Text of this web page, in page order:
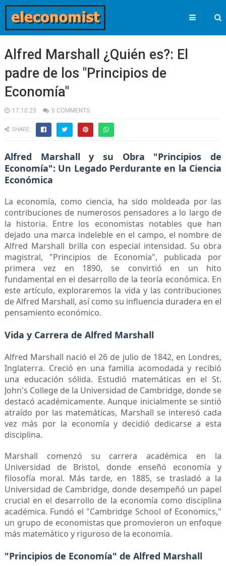
Alfred Marshall ¿Quién es?: El
padre de los "Principios de
Economía"
17.10.23 0 COMMENTS
SHARE:
Alfred Marshall y su Obra "Principios de
Economía": Un Legado Perdurante en la Ciencia
Económica
La economía, como ciencia, ha sido moldeada por las
contribuciones de numerosos pensadores a lo largo de
la historia. Entre los economistas notables que han
dejado una marca indeleble en el campo, el nombre de
Alfred Marshall brilla con especial intensidad. Su obra
magistral, "Principios de Economía", publicada por
primera vez en 1890, se convirtió en un hito
fundamental en el desarrollo de la teoría económica. En
este artículo, exploraremos la vida y las contribuciones
de Alfred Marshall, así como su influencia duradera en el
pensamiento económico.
Vida y Carrera de Alfred Marshall
Alfred Marshall nació el 26 de julio de 1842, en Londres,
Inglaterra. Creció en una familia acomodada y recibió
una educación sólida. Estudió matemáticas en el St.
John's College de la Universidad de Cambridge, donde se
destacó académicamente. Aunque inicialmente se sintió
atraído por las matemáticas, Marshall se interesó cada
vez más por la economía y decidió dedicarse a esta
disciplina.
Marshall comenzó su carrera académica en la
Universidad de Bristol, donde enseñó economía y
filosofía moral. Más tarde, en 1885, se trasladó a la
Universidad de Cambridge, donde desempeñó un papel
crucial en el desarrollo de la economía como disciplina
académica. Fundó el "Cambridge School of Economics,"
un grupo de economistas que promovieron un enfoque
más matemático y riguroso de la economía.
"Principios de Economía" de Alfred Marshall